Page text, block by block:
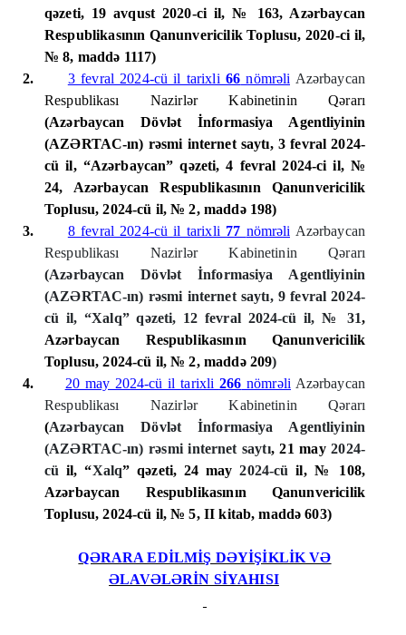
qəzeti, 19 avqust 2020-ci il, № 163, Azərbaycan
Respublikasının Qanunvericilik Toplusu, 2020-ci il,
№ 8, maddə 1117)
2.
3 fevral 2024-cü il tarixli 66 nömrəli Azərbaycan
Respublikası Nazirlər Kabinetinin Qərarı
(Azərbaycan Dövlət İnformasiya Agentliyinin
(AZƏRTAC-ın) rəsmi internet saytı, 3 fevral 2024-
cü il, “Azərbaycan” qəzeti, 4 fevral 2024-ci il, №
24, Azərbaycan Respublikasının Qanunvericilik
Toplusu, 2024-cü il, № 2, maddə 198)
3.
8 fevral 2024-cü il tarixli 77 nömrəli Azərbaycan
Respublikası Nazirlər Kabinetinin Qərarı
(Azərbaycan Dövlət İnformasiya Agentliyinin
(AZƏRTAC-ın) rəsmi internet saytı, 9 fevral 2024-
cü il, “Xalq” qəzeti, 12 fevral 2024-cü il, № 31,
Azərbaycan Respublikasının Qanunvericilik
Toplusu, 2024-cü il, № 2, maddə 209)
4.
20 may 2024-cü il tarixli 266 nömrəli Azərbaycan
Respublikası Nazirlər Kabinetinin Qərarı
(Azərbaycan Dövlət İnformasiya Agentliyinin
(AZƏRTAC-ın) rəsmi internet saytı, 21 may2024-
cü il, “Xalq” qəzeti, 24 may 2024-cü il, № 108,
Azərbaycan Respublikasının Qanunvericilik
Toplusu, 2024-cü il, № 5, II kitab, maddə603)
QƏRARA EDİLMİŞ DƏYİŞİKLİK VƏ
ƏLAVƏLƏRİN SİYAHISI